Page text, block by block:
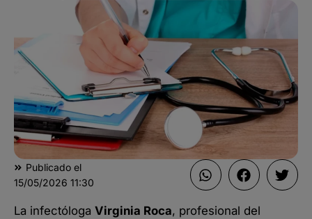
Publicado el
15/05/2026 11:30
La infectóloga Virginia Roca, profesional del